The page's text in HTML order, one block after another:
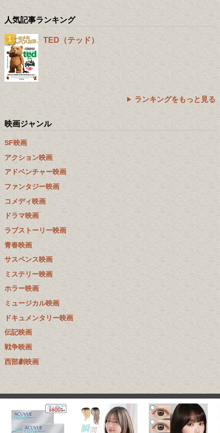
人気記事ランキング
TED（テッド）
ランキングをもっと見る
映画ジャンル
SF映画
アクション映画
アドベンチャー映画
ファンタジー映画
コメディ映画
ドラマ映画
ラブストーリー映画
青春映画
サスペンス映画
ミステリー映画
ホラー映画
ミュージカル映画
ドキュメンタリー映画
伝記映画
戦争映画
西部劇映画